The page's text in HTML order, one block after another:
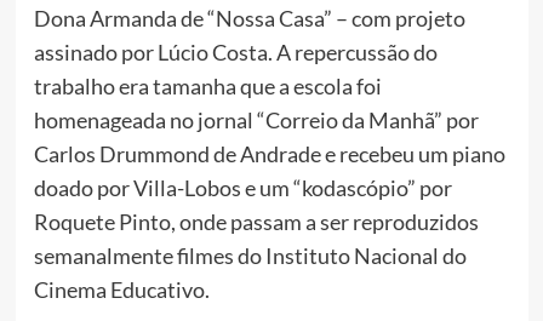
Dona Armanda de “Nossa Casa” – com projeto
assinado por Lúcio Costa. A repercussão do
trabalho era tamanha que a escola foi
homenageada no jornal “Correio da Manhã” por
Carlos Drummond de Andrade e recebeu um piano
doado por Villa-Lobos e um “kodascópio” por
Roquete Pinto, onde passam a ser reproduzidos
semanalmente filmes do Instituto Nacional do
Cinema Educativo.